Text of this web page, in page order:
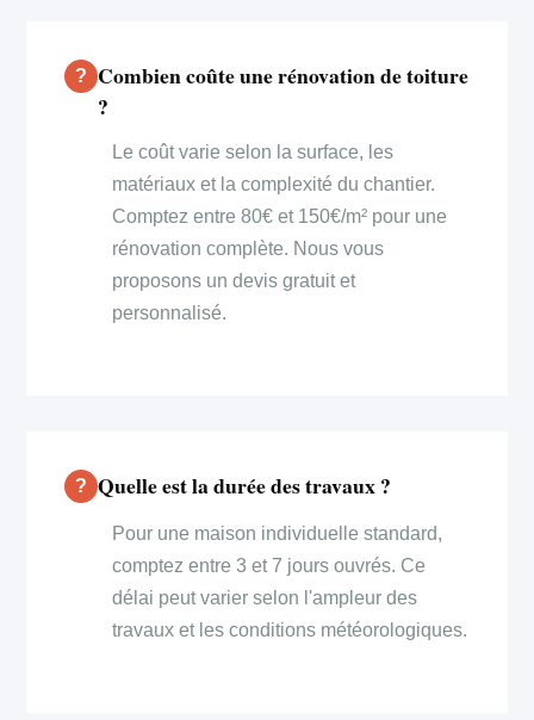
Combien coûte une rénovation de toiture
?
Le coût varie selon la surface, les
matériaux et la complexité du chantier.
Comptez entre 80€ et 150€/m² pour une
rénovation complète. Nous vous
proposons un devis gratuit et
personnalisé.
Quelle est la durée des travaux ?
Pour une maison individuelle standard,
comptez entre 3 et 7 jours ouvrés. Ce
délai peut varier selon l'ampleur des
travaux et les conditions météorologiques.